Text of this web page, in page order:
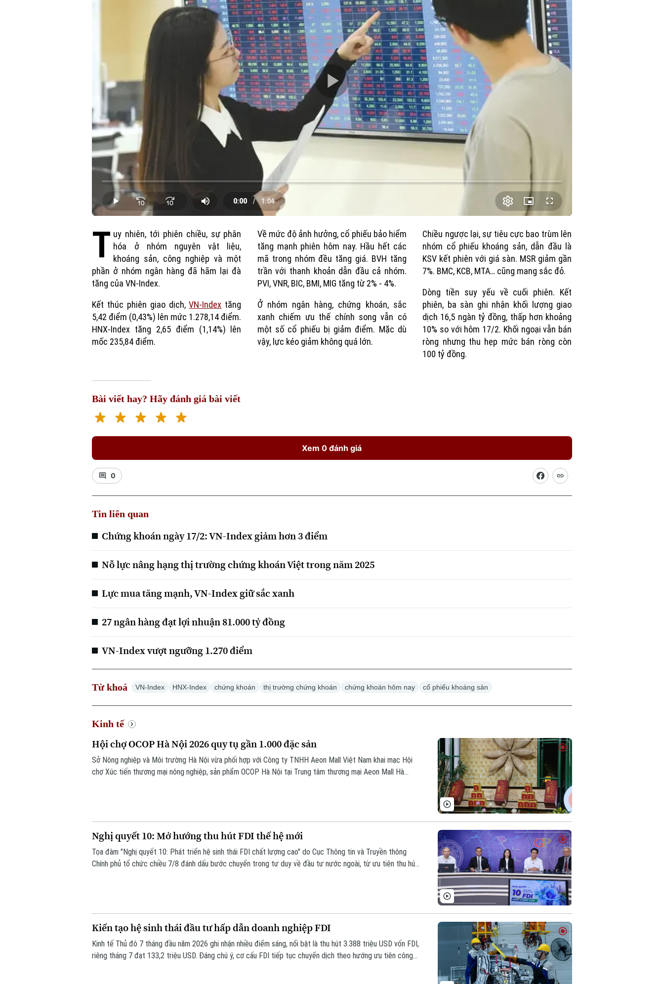
Play
Video
Loaded:
0.00%
Play Mute
Current
Time
0:00
/
Duration
1:04
Picture-
in-
Fullscreen
T uy nhiên, tới phiên chiều, sự phân
hóa ở nhóm nguyên vật liệu,
khoáng sản, công nghiệp và một
phần ở nhóm ngân hàng đã hãm lại đà
tăng của VN-Index.
Kết thúc phiên giao dịch,VN-Index tăng
5,42 điểm (0,43%) lên mức 1.278,14 điểm.
HNX-Index tăng 2,65 điểm (1,14%) lên
mốc 235,84 điểm.
Về mức độ ảnh hưởng, cổ phiếu bảo hiểm
tăng mạnh phiên hôm nay. Hầu hết các
mã trong nhóm đều tăng giá. BVH tăng
trần với thanh khoản dẫn đầu cả nhóm.
PVI, VNR, BIC, BMI, MIG tăng từ 2% - 4%.
Ở nhóm ngân hàng, chứng khoán, sắc
xanh chiếm ưu thế chính song vẫn có
một số cổ phiếu bị giảm điểm. Mặc dù
vậy, lực kéo giảm không quá lớn.
Chiều ngược lại, sự tiêu cực bao trùm lên
nhóm cổ phiếu khoáng sản, dẫn đầu là
KSV kết phiên với giá sàn. MSR giảm gần
7%. BMC, KCB, MTA… cũng mang sắc đỏ.
Dòng tiền suy yếu về cuối phiên. Kết
phiên, ba sàn ghi nhận khối lượng giao
dịch 16,5 ngàn tỷ đồng, thấp hơn khoảng
10% so với hôm 17/2. Khối ngoại vẫn bán
ròng nhưng thu hẹp mức bán ròng còn
100 tỷ đồng.
Bài viết hay? Hãy đánh giá bài viết
Xem 0 đánh giá
0
Tin liên quan
Chứng khoán ngày 17/2: VN-Index giảm hơn 3 điểm
Nỗ lực nâng hạng thị trường chứng khoán Việt trong năm 2025
Lực mua tăng mạnh, VN-Index giữ sắc xanh
27 ngân hàng đạt lợi nhuận 81.000 tỷ đồng
VN-Index vượt ngưỡng 1.270 điểm
Từ khoá VN-Index HNX-Index chứng khoán thị trường chứng khoán chứng khoán hôm nay cổ phiếu khoáng sản
Kinh tế
Hội chợ OCOP Hà Nội 2026 quy tụ gần 1.000 đặc sản
Sở Nông nghiệp và Môi trường Hà Nội vừa phối hợp với Công ty TNHH Aeon Mall Việt Nam khai mạc Hội
chợ Xúc tiến thương mại nông nghiệp, sản phẩm OCOP Hà Nội tại Trung tâm thương mại Aeon Mall Hà
Nghị quyết 10: Mở hướng thu hút FDI thế hệ mới
Tọa đàm "Nghị quyết 10: Phát triển hệ sinh thái FDI chất lượng cao" do Cục Thông tin và Truyền thông
Chính phủ tổ chức chiều 7/8 đánh dấu bước chuyển trong tư duy về đầu tư nước ngoài, từ ưu tiên thu hút
Kiến tạo hệ sinh thái đầu tư hấp dẫn doanh nghiệp FDI
Kinh tế Thủ đô 7 tháng đầu năm 2026 ghi nhận nhiều điểm sáng, nổi bật là thu hút 3.388 triệu USD vốn FDI,
riêng tháng 7 đạt 133,2 triệu USD. Đáng chú ý, cơ cấu FDI tiếp tục chuyển dịch theo hướng ưu tiên công